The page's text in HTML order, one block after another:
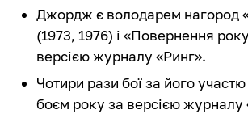
Джордж є володарем нагород
(1973, 1976) і «Повернення
версією журналу «Ринг».
Чотири рази бої за його
боєм року за версією журналу